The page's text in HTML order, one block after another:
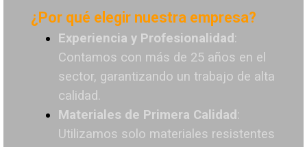
¿Por qué elegir nuestra empresa?
Experiencia y Profesionalidad :
Contamos con más de 25 años en el
sector, garantizando un trabajo de alta
calidad.
Materiales de Primera Calidad :
Utilizamos solo materiales resistentes